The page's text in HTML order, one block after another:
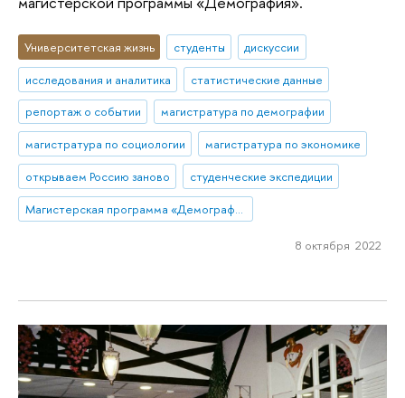
Университетская жизнь студенты
дискуссии
исследования и аналитика
статистические данные
репортаж о событии
магистратура по демографии
магистратура по социологии
магистратура по экономике
открываем Россию заново
студенческие экспедиции
Магистерская программа «Демография»
8 октября 2022